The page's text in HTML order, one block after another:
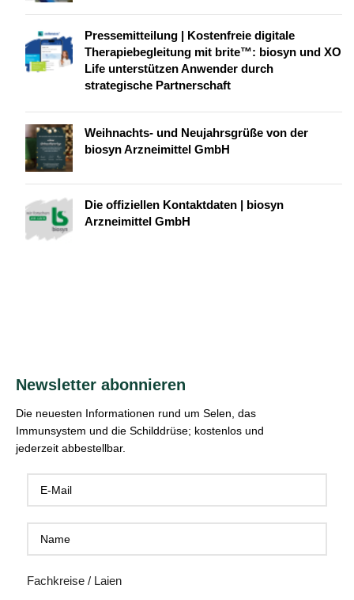
Pressemitteilung | Kostenfreie digitale
Therapiebegleitung mit brite™: biosyn und XO
Life unterstützen Anwender durch
strategische Partnerschaft
Weihnachts- und Neujahrsgrüße von der
biosyn Arzneimittel GmbH
Die offiziellen Kontaktdaten | biosyn
Arzneimittel GmbH
Newsletter abonnieren
Die neuesten Informationen rund um Selen, das
Immunsystem und die Schilddrüse; kostenlos und
jederzeit abbestellbar.
Fachkreise / Laien